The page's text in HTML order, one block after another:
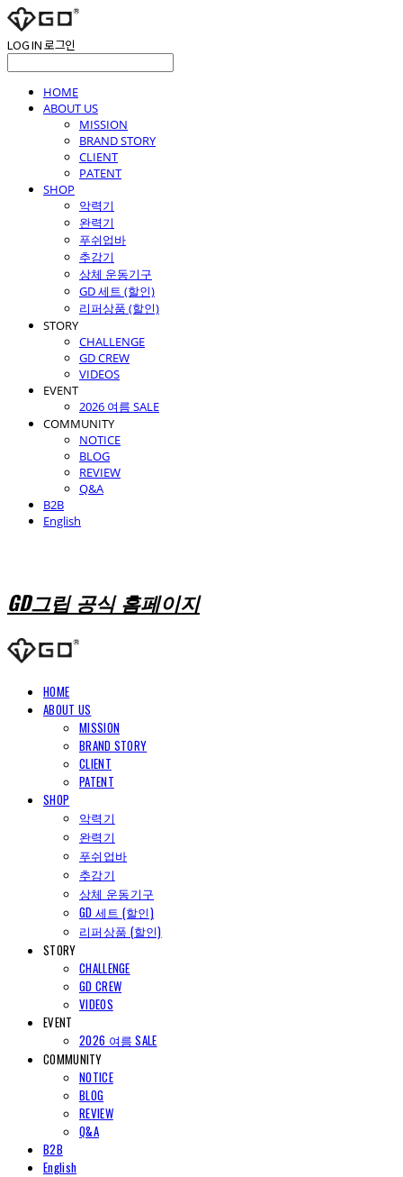
LOG IN로그인
HOME
ABOUT US
MISSION
BRAND STORY
CLIENT
PATENT
SHOP
악력기
완력기
푸쉬업바
추감기
상체 운동기구
GD 세트 (할인)
리퍼상품 (할인)
STORY
CHALLENGE
GD CREW
VIDEOS
EVENT
2026 여름 SALE
COMMUNITY
NOTICE
BLOG
REVIEW
Q&A
B2B
English
GD그립 공식 홈페이지
HOME
ABOUT US
MISSION
BRAND STORY
CLIENT
PATENT
SHOP
악력기
완력기
푸쉬업바
추감기
상체 운동기구
GD 세트 (할인)
리퍼상품 (할인)
STORY
CHALLENGE
GD CREW
VIDEOS
EVENT
2026 여름 SALE
COMMUNITY
NOTICE
BLOG
REVIEW
Q&A
B2B
English